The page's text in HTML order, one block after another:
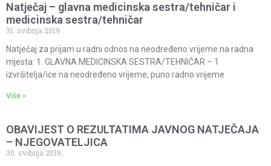
Natječaj – glavna medicinska sestra/tehničar i
medicinska sestra/tehničar
31. svibnja 2019.
Natječaj za prijam u radni odnos na neodređeno vrijeme na radna
mjesta: 1. GLAVNA MEDICINSKA SESTRA/TEHNIČAR – 1
izvršitelja/ice na neodređeno vrijeme, puno radno vrijeme
Više »
OBAVIJEST O REZULTATIMA JAVNOG NATJEČAJA
– NJEGOVATELJICA
30. svibnja 2019.